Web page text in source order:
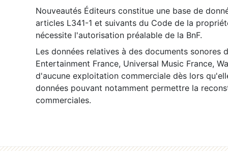
Nouveautés Éditeurs constitue une base de
articles L341-1 et suivants du Code de la
nécessite l'autorisation préalable de la BnF.
Les données relatives à des documents sonores
Entertainment France, Universal Music France,
d'aucune exploitation commerciale dès lors
données pouvant notamment permettre la
commerciales.